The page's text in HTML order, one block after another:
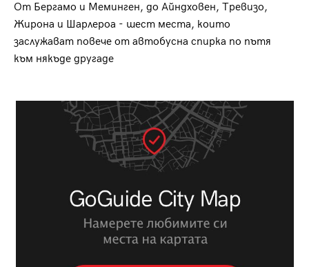
От Бергамо и Меминген, до Айндховен, Тревизо,
Жирона и Шарлероа - шест места, които
заслужават повече от автобусна спирка по пътя
към някъде другаде